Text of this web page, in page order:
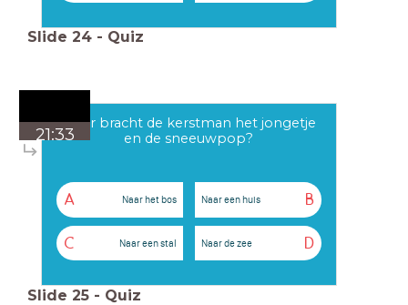
Slide 24 - Quiz
21:33
Waar bracht de kerstman het jongetje
en de sneeuwpop?
A Naar het bos B
Naar een huis
C Naar een stal D
Naar de zee
Slide 25 - Quiz